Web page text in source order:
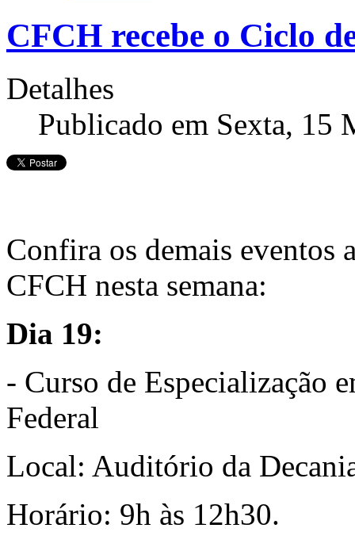
CFCH recebe o Ciclo
Detalhes
Publicado em Sexta, 15
Confira os demais eventos
CFCH nesta semana:
Dia 19:
- Curso de Especialização
Federal
Local: Auditório da
Horário: 9h às 12h30.